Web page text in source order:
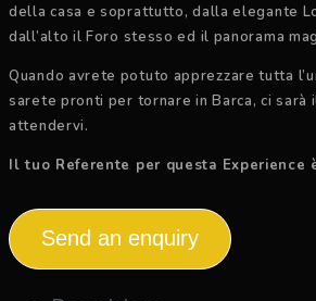
della casa e soprattutto, dalla elegante
dall’alto il Foro stesso ed il panorama
Quando avrete potuto apprezzare tutta
sarete pronti per tornare in Barca, ci
attendervi.
Il tuo Referente per questa Experience
Send an enquiry